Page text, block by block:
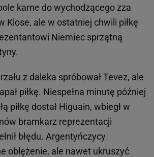
karne do wychodzącego zza
Klose, ale w ostatniej chwili piłkę
Niemiec sprzątną
z daleka spróbował Tevez, ale
piłkę. Niespełna minutę później
piłkę dostał Higuain, wbiegł w
bramkarz reprezentacji
błędu. Argentyńczycy
oblężenie, ale nawet ukruszyć